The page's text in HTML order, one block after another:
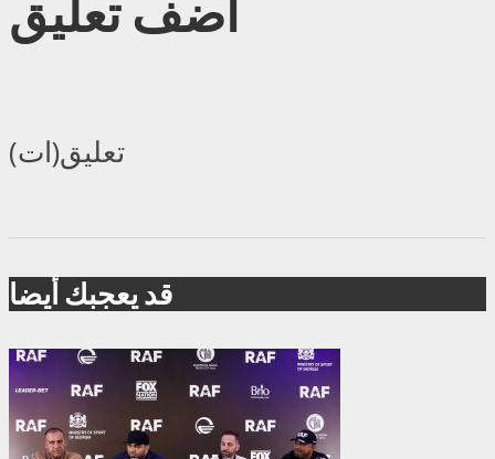
أضف تعليق
تعليق(ات)
قد يعجبك أيضا